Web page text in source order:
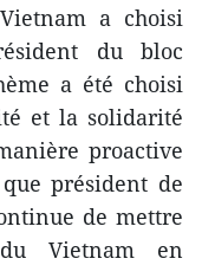
a choisi
du bloc
a été choisi
et la solidarité
proactive
président de
de mettre
Vietnam en